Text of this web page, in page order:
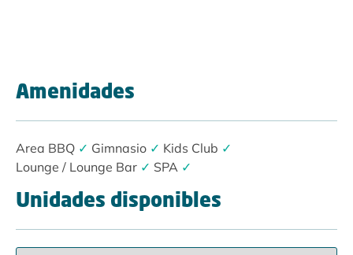
Amenidades
Area BBQ ✓ Gimnasio ✓ Kids Club ✓
Lounge / Lounge Bar ✓ SPA ✓
Unidades disponibles